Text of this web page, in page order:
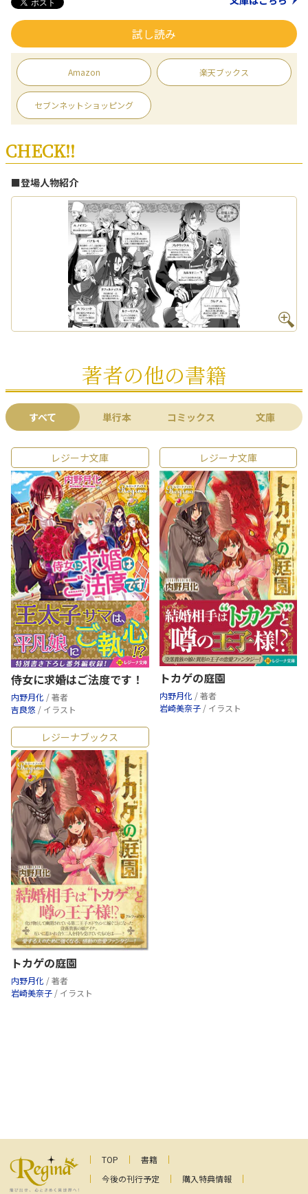
試し読み
Amazon 楽天ブックス
セブンネットショッピング
CHECK!!
■登場人物紹介
著者の他の書籍
すべて 単行本 コミックス 文庫
レジーナ文庫
侍女に求婚はご法度です！
内野月化 / 著者
吉良悠 / イラスト
レジーナ文庫
トカゲの庭園
内野月化 / 著者
岩崎美奈子 / イラスト
レジーナブックス
トカゲの庭園
内野月化 / 著者
岩崎美奈子 / イラスト
TOP
書籍
今後の刊行予定
購入特典情報